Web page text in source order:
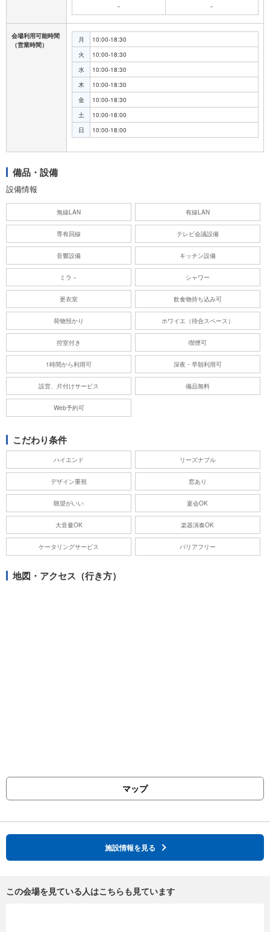
－
－
会場利用可能時間
（営業時間）
月
10:00-18:30
火
10:00-18:30
水
10:00-18:30
木
10:00-18:30
金
10:00-18:30
土
10:00-18:00
日
10:00-18:00
備品・設備
設備情報
無線LAN 有線LAN
専有回線 テレビ会議設備
音響設備 キッチン設備
ミラ－ シャワー
更衣室 飲食物持ち込み可
荷物預かり ホワイエ（待合スペース）
控室付き 喫煙可
1時間から利用可 深夜・早朝利用可
設営、片付けサービス 備品無料
Web予約可
こだわり条件
ハイエンド リーズナブル
デザイン重視 窓あり
眺望がいい 宴会OK
大音量OK 楽器演奏OK
ケータリングサービス バリアフリー
地図・アクセス（行き方）
マップ
施設情報を見る
この会場を見ている人はこちらも見ています